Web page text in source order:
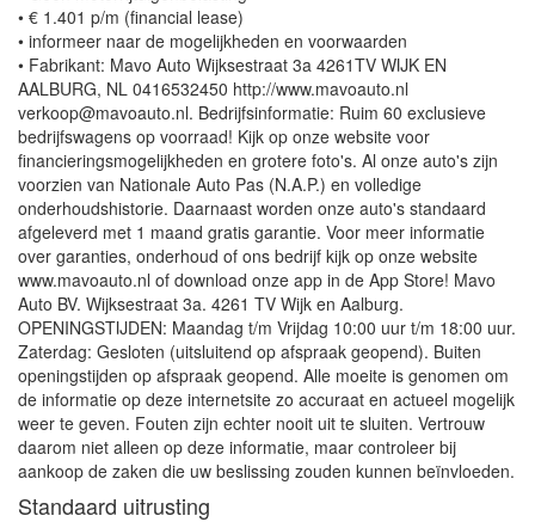
• € 1.401 p/m (financial lease)
• informeer naar de mogelijkheden en voorwaarden
• Fabrikant: Mavo Auto Wijksestraat 3a 4261TV WIJK EN
AALBURG, NL 0416532450 http://www.mavoauto.nl
verkoop@mavoauto.nl. Bedrijfsinformatie: Ruim 60 exclusieve
bedrijfswagens op voorraad! Kijk op onze website voor
financieringsmogelijkheden en grotere foto's. Al onze auto's zijn
voorzien van Nationale Auto Pas (N.A.P.) en volledige
onderhoudshistorie. Daarnaast worden onze auto's standaard
afgeleverd met 1 maand gratis garantie. Voor meer informatie
over garanties, onderhoud of ons bedrijf kijk op onze website
www.mavoauto.nl of download onze app in de App Store! Mavo
Auto BV. Wijksestraat 3a. 4261 TV Wijk en Aalburg.
OPENINGSTIJDEN: Maandag t/m Vrijdag 10:00 uur t/m 18:00 uur.
Zaterdag: Gesloten (uitsluitend op afspraak geopend). Buiten
openingstijden op afspraak geopend. Alle moeite is genomen om
de informatie op deze internetsite zo accuraat en actueel mogelijk
weer te geven. Fouten zijn echter nooit uit te sluiten. Vertrouw
daarom niet alleen op deze informatie, maar controleer bij
aankoop de zaken die uw beslissing zouden kunnen beïnvloeden.
Standaard uitrusting